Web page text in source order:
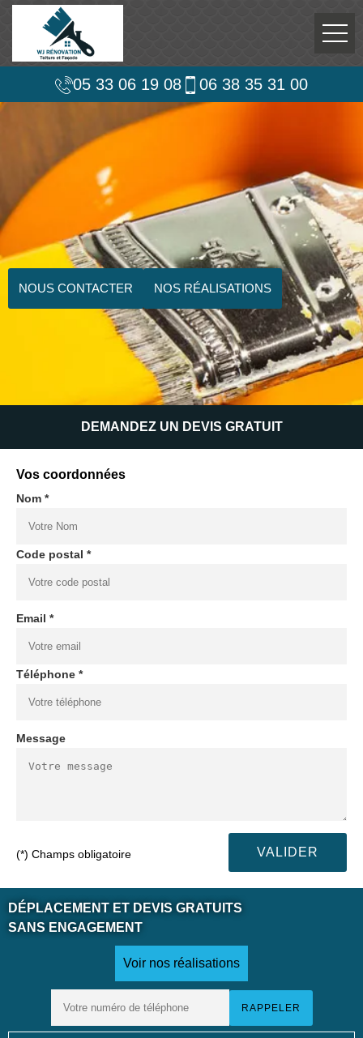
05 33 06 19 08 06 38 35 31 00
NOUS CONTACTER NOS RÉALISATIONS
DEMANDEZ UN DEVIS GRATUIT
Vos coordonnées
Nom *
Code postal *
Email *
Téléphone *
Message
(*) Champs obligatoire
DÉPLACEMENT ET DEVIS GRATUITS
SANS ENGAGEMENT
Voir nos réalisations